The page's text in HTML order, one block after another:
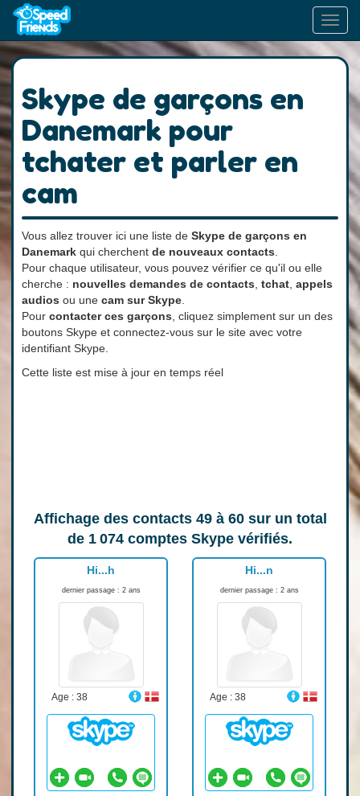
Skype de garçons en
Danemark pour
tchater et parler en
cam
Vous allez trouver ici une liste de Skype de garçons en
Danemark qui cherchent de nouveaux contacts
Pour chaque utilisateur, vous pouvez vérifier ce qu'il ou elle
cherche : nouvelles demandes de contacts tchat appels
audios ou une cam sur Skype
Pour contacter ces garçons , cliquez simplement sur un des
boutons Skype et connectez-vous sur le site avec votre
identifiant Skype.
Cette liste est mise à jour en temps réel
Affichage des contacts 49 à 60sur un total
de 1 074 comptes Skype vérifiés.
Hi...h
dernier passage : 2 ans
Age : 38
Hi...n
dernier passage : 2 ans
Age : 38